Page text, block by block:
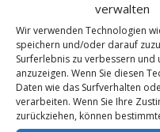
verwalten
Wir verwenden Technologien
speichern und/oder darauf
Surferlebnis zu verbessern
anzuzeigen. Wenn Sie diesen
Daten wie das Surfverhalten
verarbeiten. Wenn Sie Ihre
zurückziehen, können